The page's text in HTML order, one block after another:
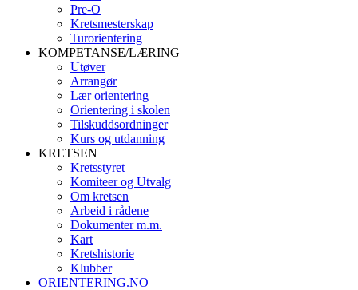
Pre-O
Kretsmesterskap
Turorientering
KOMPETANSE/LÆRING
Utøver
Arrangør
Lær orientering
Orientering i skolen
Tilskuddsordninger
Kurs og utdanning
KRETSEN
Kretsstyret
Komiteer og Utvalg
Om kretsen
Arbeid i rådene
Dokumenter m.m.
Kart
Kretshistorie
Klubber
ORIENTERING.NO